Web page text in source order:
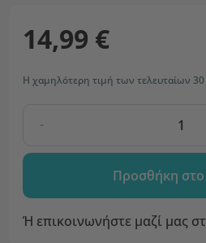
14,99 €
Η χαμηλότερη τιμή των τελευταίων
-
Προσθήκη στο
Ή επικοινωνήστε μαζί μας